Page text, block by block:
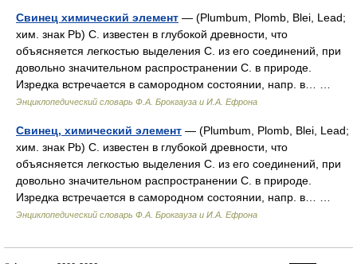
Свинец химический элемент — (Plumbum, Plomb, Blei, Lead;
хим. знак Pb) C. известен в глубокой древности, что
объясняется легкостью выделения С. из его соединений, при
довольно значительном распространении С. в природе.
Изредка встречается в самородном состоянии, напр. в… …
Энциклопедический словарь Ф.А. Брокгауза и И.А. Ефрона
Свинец, химический элемент — (Plumbum, Plomb, Blei, Lead;
хим. знак Pb) C. известен в глубокой древности, что
объясняется легкостью выделения С. из его соединений, при
довольно значительном распространении С. в природе.
Изредка встречается в самородном состоянии, напр. в… …
Энциклопедический словарь Ф.А. Брокгауза и И.А. Ефрона